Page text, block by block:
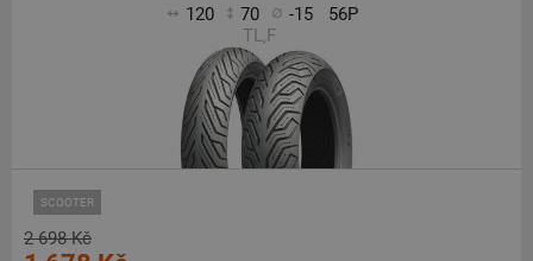
120 70 -15
56P
TL,F
SCOOTER
2 698 Kč